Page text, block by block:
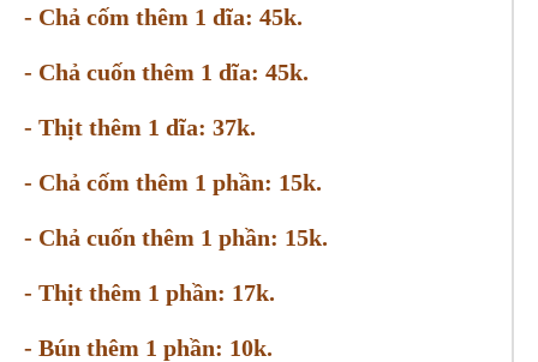
- Chả cốm thêm 1 dĩa: 45k.
- Chả cuốn thêm 1 dĩa: 45k.
- Thịt thêm 1 dĩa: 37k.
- Chả cốm thêm 1 phần: 15k.
- Chả cuốn thêm 1 phần: 15k.
- Thịt thêm 1 phần: 17k.
- Bún thêm 1 phần: 10k.